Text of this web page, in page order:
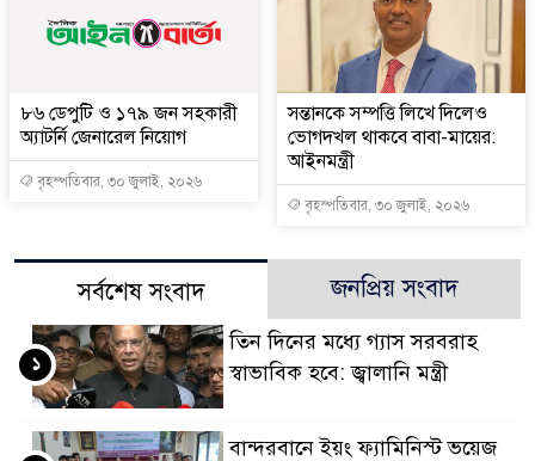
৮৬ ডেপুটি ও ১৭৯ জন সহকারী
অ্যাটর্নি জেনারেল নিয়োগ
বৃহস্পতিবার, ৩০ জুলাই, ২০২৬
সন্তানকে সম্পত্তি লিখে দিলেও
ভোগদখল থাকবে বাবা-মায়ের:
আইনমন্ত্রী
বৃহস্পতিবার, ৩০ জুলাই, ২০২৬
সর্বশেষ সংবাদ জনপ্রিয় সংবাদ
তিন দিনের মধ্যে গ্যাস সরবরাহ
স্বাভাবিক হবে: জ্বালানি মন্ত্রী
১
বান্দরবানে ইয়ং ফ্যামিনিস্ট ভয়েজ